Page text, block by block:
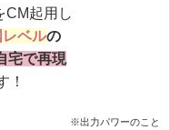
CM起用し
ベルの
宅で再現
！
※出力パワーのこと